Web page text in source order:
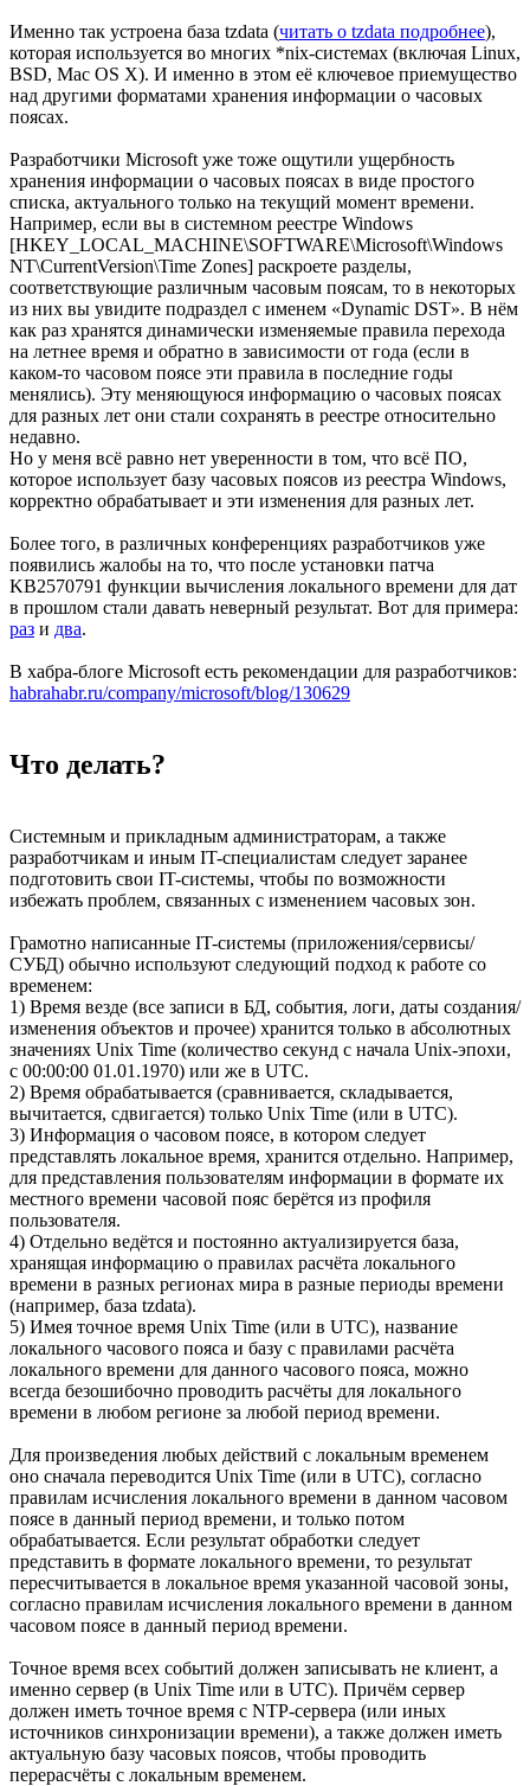
Именно так устроена база tzdata (читать о tzdata подробнее),
которая используется во многих *nix-системах (включая Linux,
BSD, Mac OS X). И именно в этом её ключевое приемущество
над другими форматами хранения информации о часовых
поясах.
Разработчики Microsoft уже тоже ощутили ущербность
хранения информации о часовых поясах в виде простого
списка, актуального только на текущий момент времени.
Например, если вы в системном реестре Windows
[HKEY_LOCAL_MACHINE\SOFTWARE\Microsoft\Windows
NT\CurrentVersion\Time Zones] раскроете разделы,
соответствующие различным часовым поясам, то в некоторых
из них вы увидите подраздел с именем «Dynamic DST». В нём
как раз хранятся динамически изменяемые правила перехода
на летнее время и обратно в зависимости от года (если в
каком-то часовом поясе эти правила в последние годы
менялись). Эту меняющуюся информацию о часовых поясах
для разных лет они стали сохранять в реестре относительно
недавно.
Но у меня всё равно нет уверенности в том, что всё ПО,
которое использует базу часовых поясов из реестра Windows,
корректно обрабатывает и эти изменения для разных лет.
Более того, в различных конференциях разработчиков уже
появились жалобы на то, что после установки патча
KB2570791 функции вычисления локального времени для дат
в прошлом стали давать неверный результат. Вот для примера:
раз и два.
В хабра-блоге Microsoft есть рекомендации для разработчиков:
habrahabr.ru/company/microsoft/blog/130629
Что делать?
Системным и прикладным администраторам, а также
разработчикам и иным IT-специалистам следует заранее
подготовить свои IT-системы, чтобы по возможности
избежать проблем, связанных с изменением часовых зон.
Грамотно написанные IT-системы (приложения/сервисы/
СУБД) обычно используют следующий подход к работе со
временем:
1) Время везде (все записи в БД, события, логи, даты создания/
изменения объектов и прочее) хранится только в абсолютных
значениях Unix Time (количество секунд с начала Unix-эпохи,
с 00:00:00 01.01.1970) или же в UTC.
2) Время обрабатывается (сравнивается, складывается,
вычитается, сдвигается) только Unix Time (или в UTC).
3) Информация о часовом поясе, в котором следует
представлять локальное время, хранится отдельно. Например,
для представления пользователям информации в формате их
местного времени часовой пояс берётся из профиля
пользователя.
4) Отдельно ведётся и постоянно актуализируется база,
хранящая информацию о правилах расчёта локального
времени в разных регионах мира в разные периоды времени
(например, база tzdata).
5) Имея точное время Unix Time (или в UTC), название
локального часового пояса и базу с правилами расчёта
локального времени для данного часового пояса, можно
всегда безошибочно проводить расчёты для локального
времени в любом регионе за любой период времени.
Для произведения любых действий с локальным временем
оно сначала переводится Unix Time (или в UTC), согласно
правилам исчисления локального времени в данном часовом
поясе в данный период времени, и только потом
обрабатывается. Если результат обработки следует
представить в формате локального времени, то результат
пересчитывается в локальное время указанной часовой зоны,
согласно правилам исчисления локального времени в данном
часовом поясе в данный период времени.
Точное время всех событий должен записывать не клиент, а
именно сервер (в Unix Time или в UTC). Причём сервер
должен иметь точное время с NTP-сервера (или иных
источников синхронизации времени), а также должен иметь
актуальную базу часовых поясов, чтобы проводить
перерасчёты с локальным временем.